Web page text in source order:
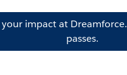
impact at Dreamforce.
passes.